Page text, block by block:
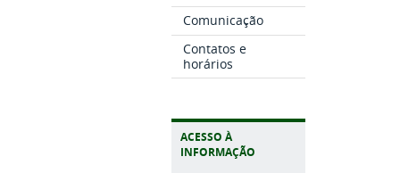
Comunicação
Contatos e
horários
ACESSO À
INFORMAÇÃO